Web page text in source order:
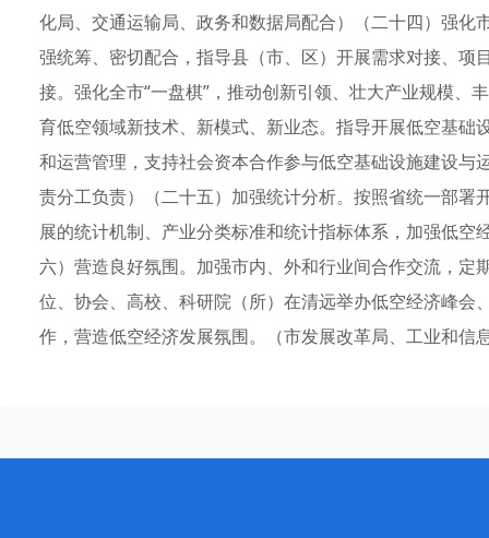
化局、交通运输局、政务和数据局配合）（二十四）强
强统筹、密切配合，指导县（市、区）开展需求对接、
接。强化全市“一盘棋”，推动创新引领、壮大产业规模、
育低空领域新技术、新模式、新业态。指导开展低空基
和运营管理，支持社会资本合作参与低空基础设施建设
责分工负责）（二十五）加强统计分析。按照省统一部
展的统计机制、产业分类标准和统计指标体系，加强低
六）营造良好氛围。加强市内、外和行业间合作交流，
位、协会、高校、科研院（所）在清远举办低空经济峰
作，营造低空经济发展氛围。（市发展改革局、工业和信